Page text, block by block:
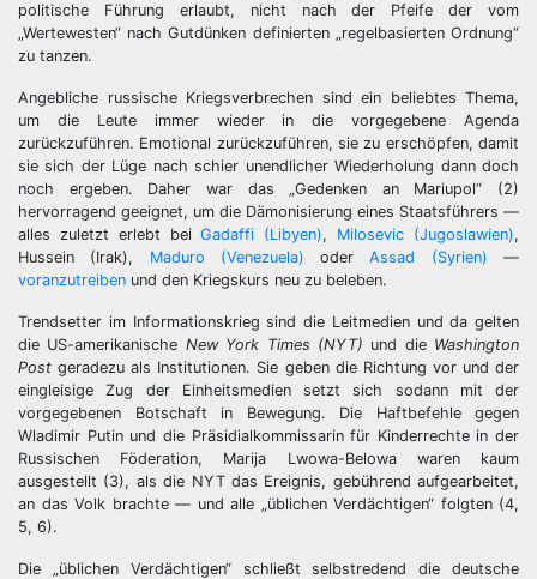
politische Führung erlaubt, nicht nach der Pfeife der vom
„Wertewesten“ nach Gutdünken definierten „regelbasierten Ordnung“
zu tanzen.
Angebliche russische Kriegsverbrechen sind ein beliebtes Thema,
um die Leute immer wieder in die vorgegebene Agenda
zurückzuführen. Emotional zurückzuführen, sie zu erschöpfen, damit
sie sich der Lüge nach schier unendlicher Wiederholung dann doch
noch ergeben. Daher war das „Gedenken an Mariupol“ (2)
hervorragend geeignet, um die Dämonisierung eines Staatsführers —
alles zuletzt erlebt beiGadaffi (Libyen), Milosevic (Jugoslawien),
Hussein (Irak), Maduro (Venezuela) oderAssad (Syrien) —
voranzutreiben und den Kriegskurs neu zu beleben.
Trendsetter im Informationskrieg sind die Leitmedien und da gelten
die US-amerikanische New York Times (NYT) und die Washington
Post geradezu als Institutionen. Sie geben die Richtung vor und der
eingleisige Zug der Einheitsmedien setzt sich sodann mit der
vorgegebenen Botschaft in Bewegung. Die Haftbefehle gegen
Wladimir Putin und die Präsidialkommissarin für Kinderrechte in der
Russischen Föderation, Marija Lwowa-Belowa waren kaum
ausgestellt (3), als die NYT das Ereignis, gebührend aufgearbeitet,
an das Volk brachte — und alle „üblichen Verdächtigen“ folgten (4,
5, 6).
Die „üblichen Verdächtigen“ schließt selbstredend die deutsche